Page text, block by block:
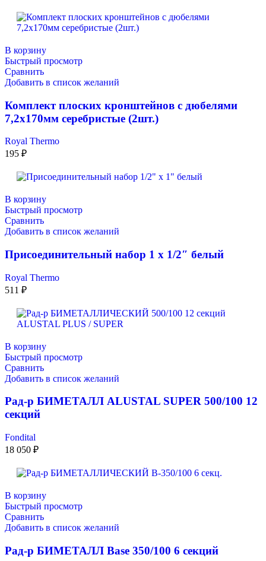
В корзину
Быстрый просмотр
Сравнить
Добавить в список желаний
Комплект плоских кронштейнов с дюбелями
7,2х170мм серебристые (2шт.)
Royal Thermo
195 ₽
В корзину
Быстрый просмотр
Сравнить
Добавить в список желаний
Присоединительный набор 1 х 1/2″ белый
Royal Thermo
511 ₽
В корзину
Быстрый просмотр
Сравнить
Добавить в список желаний
Рад-р БИМЕТАЛЛ ALUSTAL SUPER 500/100 12
секций
Fondital
18 050 ₽
В корзину
Быстрый просмотр
Сравнить
Добавить в список желаний
Рад-р БИМЕТАЛЛ Base 350/100 6 секций